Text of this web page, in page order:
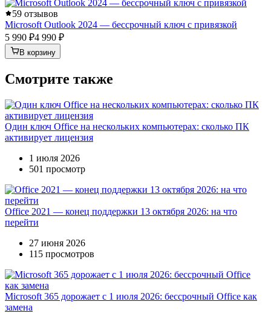
59 отзывов
Microsoft Outlook 2024 — бессрочный ключ с привязкой
5 990 ₽4 990 ₽
В корзину
Смотрите также
Один ключ Office на нескольких компьютерах: сколько ПК
активирует лицензия
1 июля 2026
501 просмотр
Office 2021 — конец поддержки 13 октября 2026: на что
перейти
27 июня 2026
115 просмотров
Microsoft 365 дорожает с 1 июля 2026: бессрочный Office как
замена